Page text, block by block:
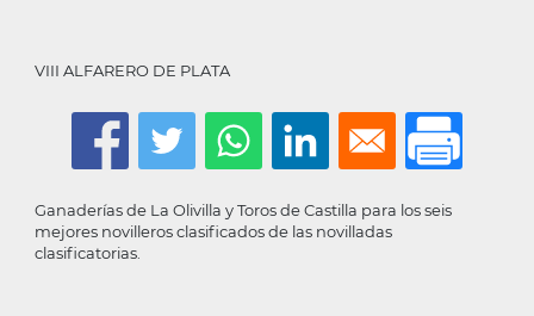
VIII ALFARERO DE PLATA
Ganaderías de La Olivilla y Toros de Castilla para los seis
mejores novilleros clasificados de las novilladas
clasificatorias.